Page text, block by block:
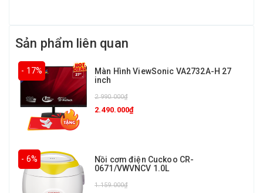
Sản phẩm liên quan
- 17%
Màn Hình ViewSonic VA2732A-H 27
inch
2.990.000₫
2.490.000₫
- 6%
Nồi cơm điện Cuckoo CR-
0671/VWVNCV 1.0L
1.159.000₫